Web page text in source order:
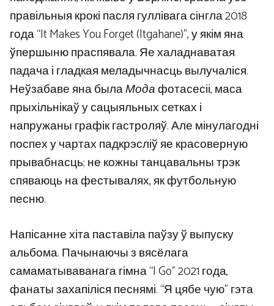
правільныя крокі пасля гуллівага сінгла 2018
года “It Makes You Forget (Itgahane)”, у якім яна
ўпершыню праспявала. Яе халаднаватая
падача і гладкая меладычнасць вылучаліся.
Неўзабаве яна былаМодафотасесіі, маса
прыхільнікаў у сацыяльных сетках і
напружаны графік гастроляў. Але мінулагодні
поспех у чартах падкрэсліў яе красоверную
прывабнасць; не кожны танцавальны трэк
спяваюць на фестывалях, як футбольную
песню.
Напісанне хіта паставіла паўзу ў выпуску
альбома. Пачынаючы з вясёлага
самаматываванага гімна “I Go” 2021 года,
фанаты захапіліся песнямі. “Я цябе чую”гэта